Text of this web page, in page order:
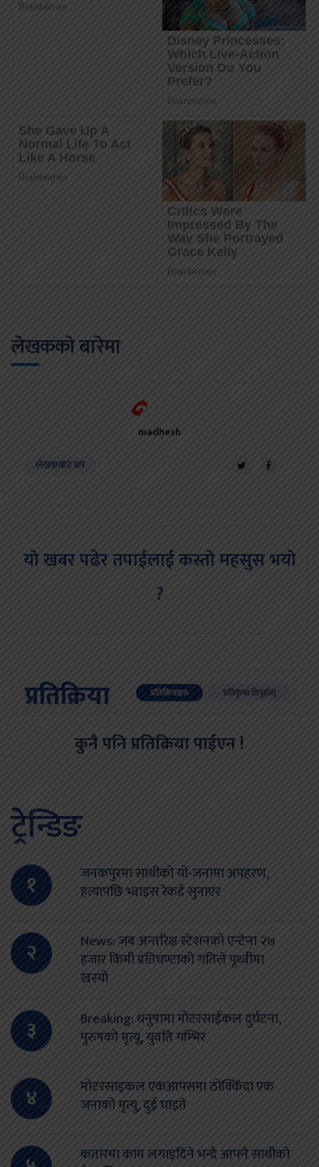
लेखकको बारेमा
madhesh
लेखकबाट थप
यो खबर पढेर तपाईलाई कस्तो महसुस भयो
?
प्रतिक्रिया प्रतिक्रियाहरु प्रतिकृया दिनुहोस्
कुनै पनि प्रतिक्रिया पाईएन !
ट्रेन्डिङ
१
जनकपुरमा साथीको यो-जनामा अपहरण,
हत्यापछि भ्वाइस रेकर्ड सुनाएर
२
News: जब अन्तरिक्ष स्टेशनको एन्टेना २७
हजार किमी प्रतिघण्टाको गतिले पृथ्वीमा
खस्यो
३
Breaking: धनुषामा मोटरसाईकल दुर्घटना,
पुरुषको मृत्यू, युवति गम्भिर
४
मोटरसाइकल एकआपसमा ठोक्किँदा एक
जनाको मृत्यु, दुई घाइते
कतारमा काम लगाइदिने भन्दै आफ्नै साथीको